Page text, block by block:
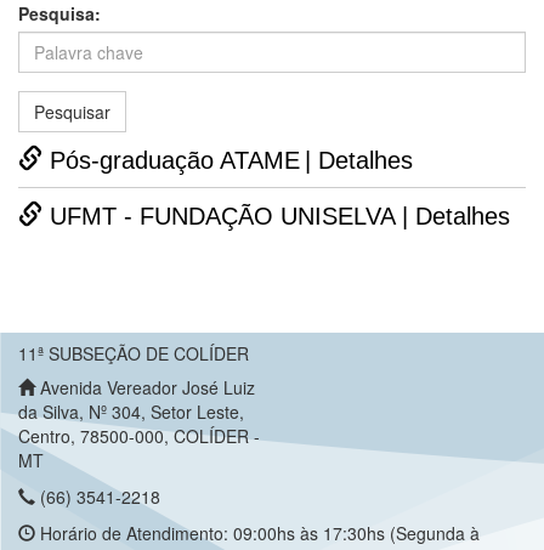
Pesquisa:
Pós-graduação ATAME | Detalhes
UFMT - FUNDAÇÃO UNISELVA | Detalhes
11ª SUBSEÇÃO DE COLÍDER
Avenida Vereador José Luiz
da Silva, Nº 304, Setor Leste,
Centro, 78500-000, COLÍDER -
MT
(66) 3541-2218
Horário de Atendimento: 09:00hs às 17:30hs (Segunda à